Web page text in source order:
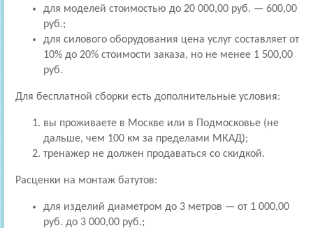
для моделей стоимостью до 20 000,00 руб. — 600,00
руб.;
для силового оборудования цена услуг составляет от
10% до 20% стоимости заказа, но не менее 1 500,00
руб.
Для бесплатной сборки есть дополнительные условия:
вы проживаете в Москве или в Подмосковье (не
дальше, чем 100 км за пределами МКАД);
тренажер не должен продаваться со скидкой.
Расценки на монтаж батутов:
для изделий диаметром до 3 метров — от 1 000,00
руб. до 3 000,00 руб.;